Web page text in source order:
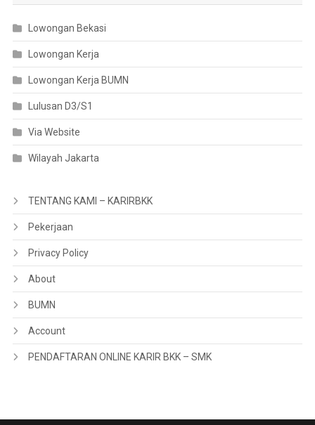
Lowongan Bekasi
Lowongan Kerja
Lowongan Kerja BUMN
Lulusan D3/S1
Via Website
Wilayah Jakarta
TENTANG KAMI – KARIRBKK
Pekerjaan
Privacy Policy
About
BUMN
Account
PENDAFTARAN ONLINE KARIR BKK – SMK